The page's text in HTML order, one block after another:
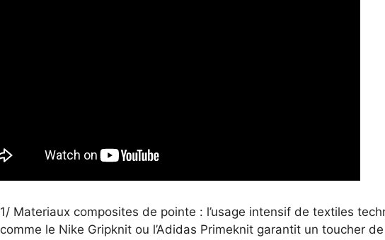
1/ Materiaux composites de pointe : l’usage intensif de textiles
comme le Nike Gripknit ou l’Adidas Primeknit garantit un toucher